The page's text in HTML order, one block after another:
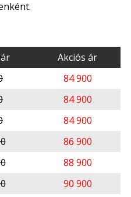
Akciós ár
84 900
84 900
84 900
86 900
88 900
90 900